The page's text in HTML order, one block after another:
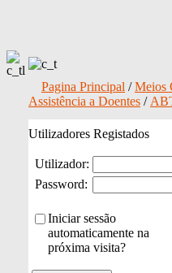
Pagina Principal /Meios
Assistência a Doentes /
Utilizadores Registados
Utilizador:
Password:
Iniciar sessão
automaticamente na
próxima visita?